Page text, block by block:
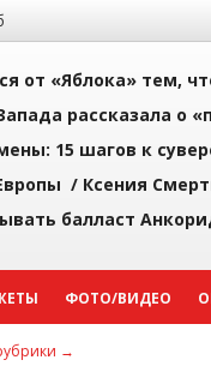
от «Яблока» тем,
рассказала о
15 шагов к
/ Ксения
балласт
ФОТО/ВИДЕО
→